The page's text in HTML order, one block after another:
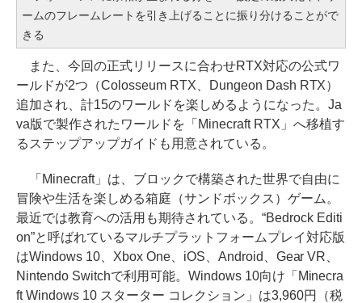
ームのフレームレートを引き上げることに振り分けることがで
きる
また、今回の正式リリースに合わせRTX対応の公式ワ
ールドが2つ（Colosseum RTX、Dungeon Dash RTX）
追加され、計15のワールドを楽しめるようになった。Ja
va版で製作されたワールドを「Minecraft RTX」へ移植す
るステップアップガイドも用意されている。
「Minecraft」は、ブロックで構築された世界で自由に
冒険や生活を楽しめる箱庭（サンドボックス）ゲーム。
最近では教育への活用も期待されている。“Bedrock Editi
on”と呼ばれているマルチプラットフォームプレイ対応版
はWindows 10、Xbox One、iOS、Android、Gear VR、
Nintendo Switchで利用可能。Windows 10向け「Minecra
ft Windows 10 スターター コレクション」は3,960円（税